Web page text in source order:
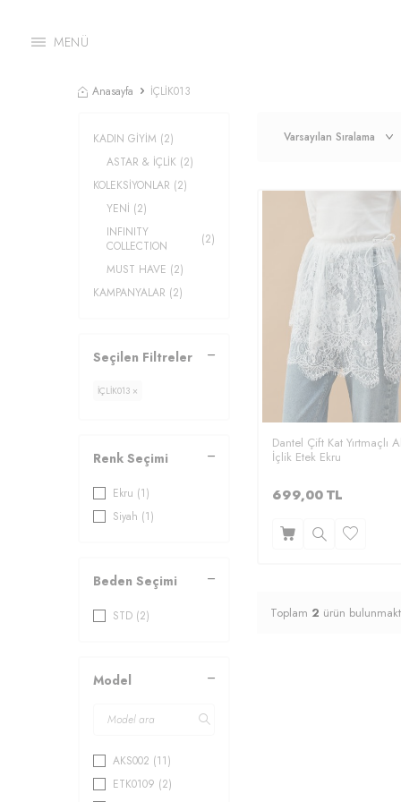
MENÜ
Anasayfa İÇLİK013
KADIN GİYİM (2)
ASTAR & İÇLİK (2)
KOLEKSİYONLAR (2)
YENİ (2)
INFINITY
COLLECTION
(2)
MUST HAVE (2)
KAMPANYALAR (2)
Seçilen Filtreler
İÇLİK013 ×
Renk Seçimi
Ekru (1)
Siyah (1)
Beden Seçimi
STD (2)
Model
AKS002 (11)
ETK0109 (2)
Dantel Çift Kat Yırtmaçlı
İçlik Etek Ekru
699,00 TL
Toplam 2 ürün